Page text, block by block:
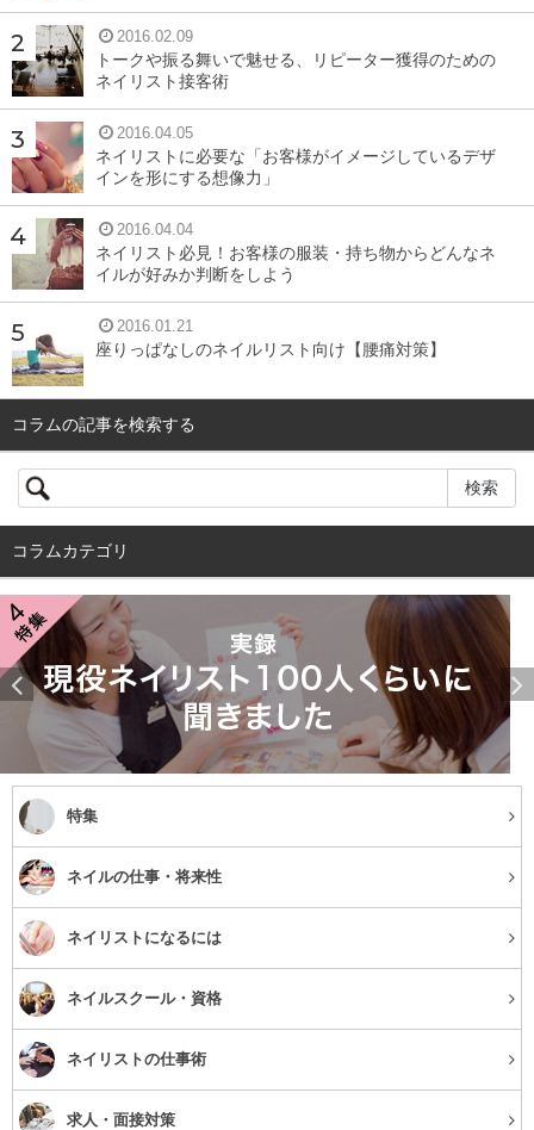
2016.02.09
トークや振る舞いで魅せる、リピーター獲得のための
ネイリスト接客術
2016.04.05
ネイリストに必要な「お客様がイメージしているデザ
インを形にする想像力」
2016.04.04
ネイリスト必見！お客様の服装・持ち物からどんなネ
イルが好みか判断をしよう
2016.01.21
座りっぱなしのネイルリスト向け【腰痛対策】
コラムの記事を検索する
コラムカテゴリ
特集
ネイルの仕事・将来性
ネイリストになるには
ネイルスクール・資格
ネイリストの仕事術
求人・面接対策